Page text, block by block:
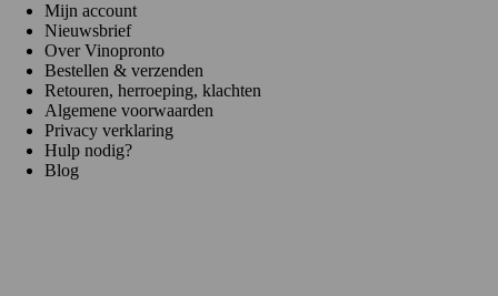
Mijn account
Nieuwsbrief
Over Vinopronto
Bestellen & verzenden
Retouren, herroeping, klachten
Algemene voorwaarden
Privacy verklaring
Hulp nodig?
Blog